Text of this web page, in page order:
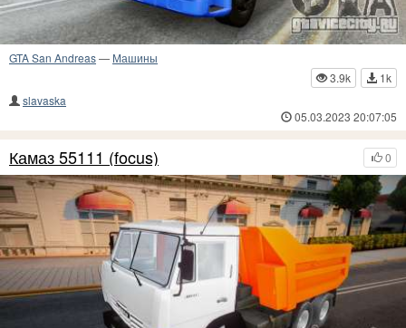
GTA San Andreas— Машины
3.9k
1k
slavaska
05.03.2023 20:07:05
0
Камаз 55111 (focus)